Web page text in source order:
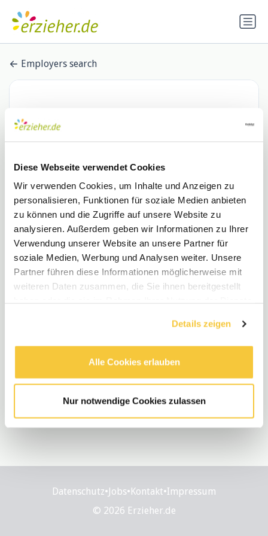
Diese Webseite verwendet Cookies
Wir verwenden Cookies, um Inhalte und Anzeigen zu
personalisieren, Funktionen für soziale Medien anbieten
zu können und die Zugriffe auf unsere Website zu
analysieren. Außerdem geben wir Informationen zu Ihrer
Verwendung unserer Website an unsere Partner für
soziale Medien, Werbung und Analysen weiter. Unsere
Partner führen diese Informationen möglicherweise mit
weiteren Daten zusammen, die Sie ihnen bereitgestellt
Details zeigen
Alle Cookies erlauben
Nur notwendige Cookies zulassen
Employers search
Lebenshilfe Heidelberg e.V.
0 Stellenangebote
Datenschutz•Jobs•Kontakt•Impressum
© 2026 Erzieher.de